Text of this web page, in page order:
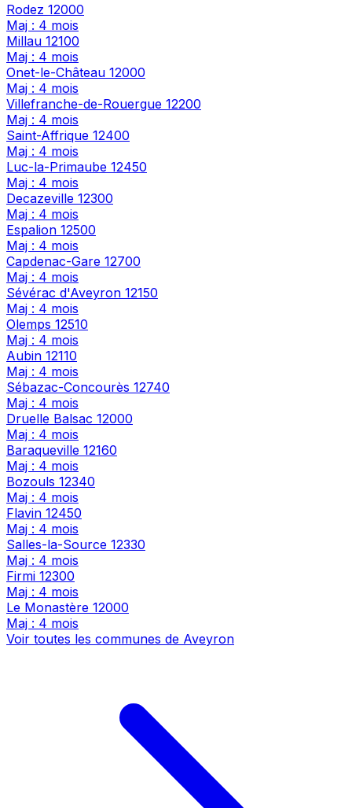
Rodez 12000
Maj : 4 mois
Millau 12100
Maj : 4 mois
Onet-le-Château 12000
Maj : 4 mois
Villefranche-de-Rouergue 12200
Maj : 4 mois
Saint-Affrique 12400
Maj : 4 mois
Luc-la-Primaube 12450
Maj : 4 mois
Decazeville 12300
Maj : 4 mois
Espalion 12500
Maj : 4 mois
Capdenac-Gare 12700
Maj : 4 mois
Sévérac d'Aveyron 12150
Maj : 4 mois
Olemps 12510
Maj : 4 mois
Aubin 12110
Maj : 4 mois
Sébazac-Concourès 12740
Maj : 4 mois
Druelle Balsac 12000
Maj : 4 mois
Baraqueville 12160
Maj : 4 mois
Bozouls 12340
Maj : 4 mois
Flavin 12450
Maj : 4 mois
Salles-la-Source 12330
Maj : 4 mois
Firmi 12300
Maj : 4 mois
Le Monastère 12000
Maj : 4 mois
Voir toutes les communes de Aveyron